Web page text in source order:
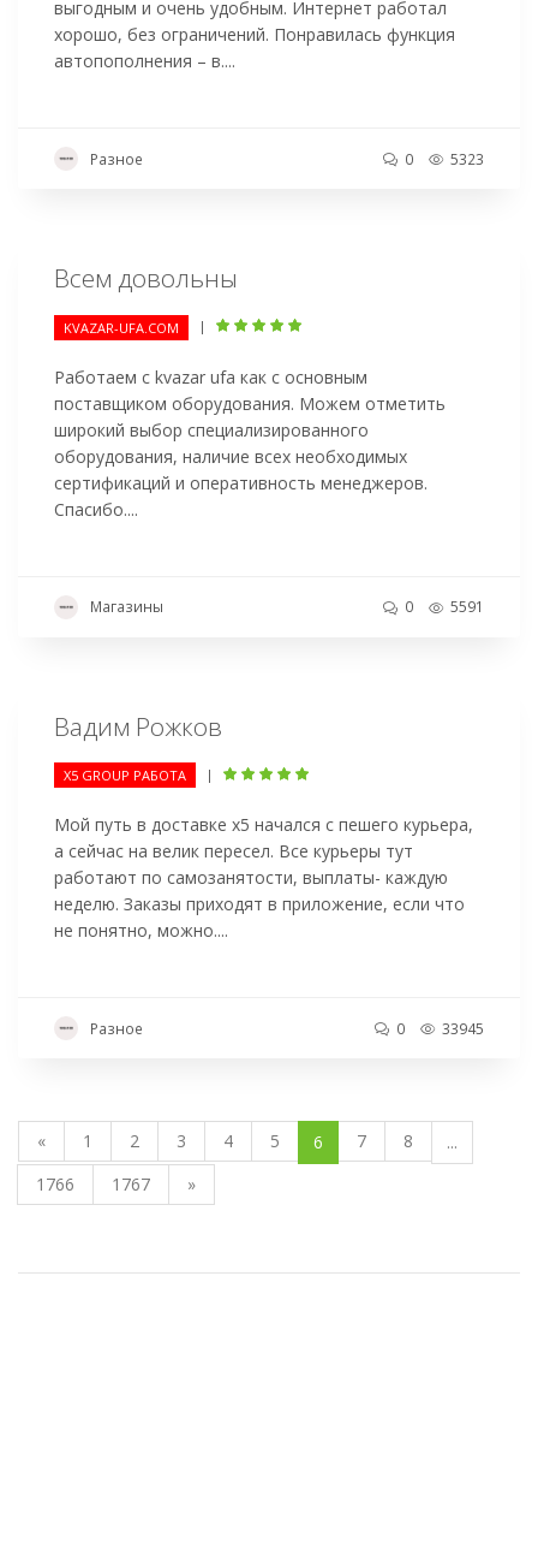
выгодным и очень удобным. Интернет работал
хорошо, без ограничений. Понравилась функция
автопополнения – в....
Разное 0 5323
Всем довольны
KVAZAR-UFA.COM |
Работаем с kvazar ufa как с основным
поставщиком оборудования. Можем отметить
широкий выбор специализированного
оборудования, наличие всех необходимых
сертификаций и оперативность менеджеров.
Спасибо....
Магазины 0 5591
Вадим Рожков
Х5 GROUP РАБОТА |
Мой путь в доставке х5 начался с пешего курьера,
а сейчас на велик пересел. Все курьеры тут
работают по самозанятости, выплаты- каждую
неделю. Заказы приходят в приложение, если что
не понятно, можно....
Разное 0 33945
« 1 2 3 4 5 6 7 8
...
1766
1767 »